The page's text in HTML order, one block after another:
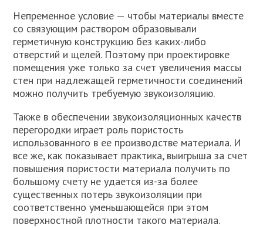
Непременное условие — чтобы материалы вместе
со связующим раствором образовывали
герметичную конструкцию без каких-либо
отверстий и щелей. Поэтому при проектировке
помещения уже только за счет увеличения массы
стен при надлежащей герметичности соединений
можно получить требуемую звукоизоляцию.
Также в обеспечении звукоизоляционных качеств
перегородки играет роль пористость
использованного в ее производстве материала. И
все же, как показывает практика, выигрыша за счет
повышения пористости материала получить по
большому счету не удается из-за более
существенных потерь звукоизоляции при
соответственно уменьшающейся при этом
поверхностной плотности такого материала.